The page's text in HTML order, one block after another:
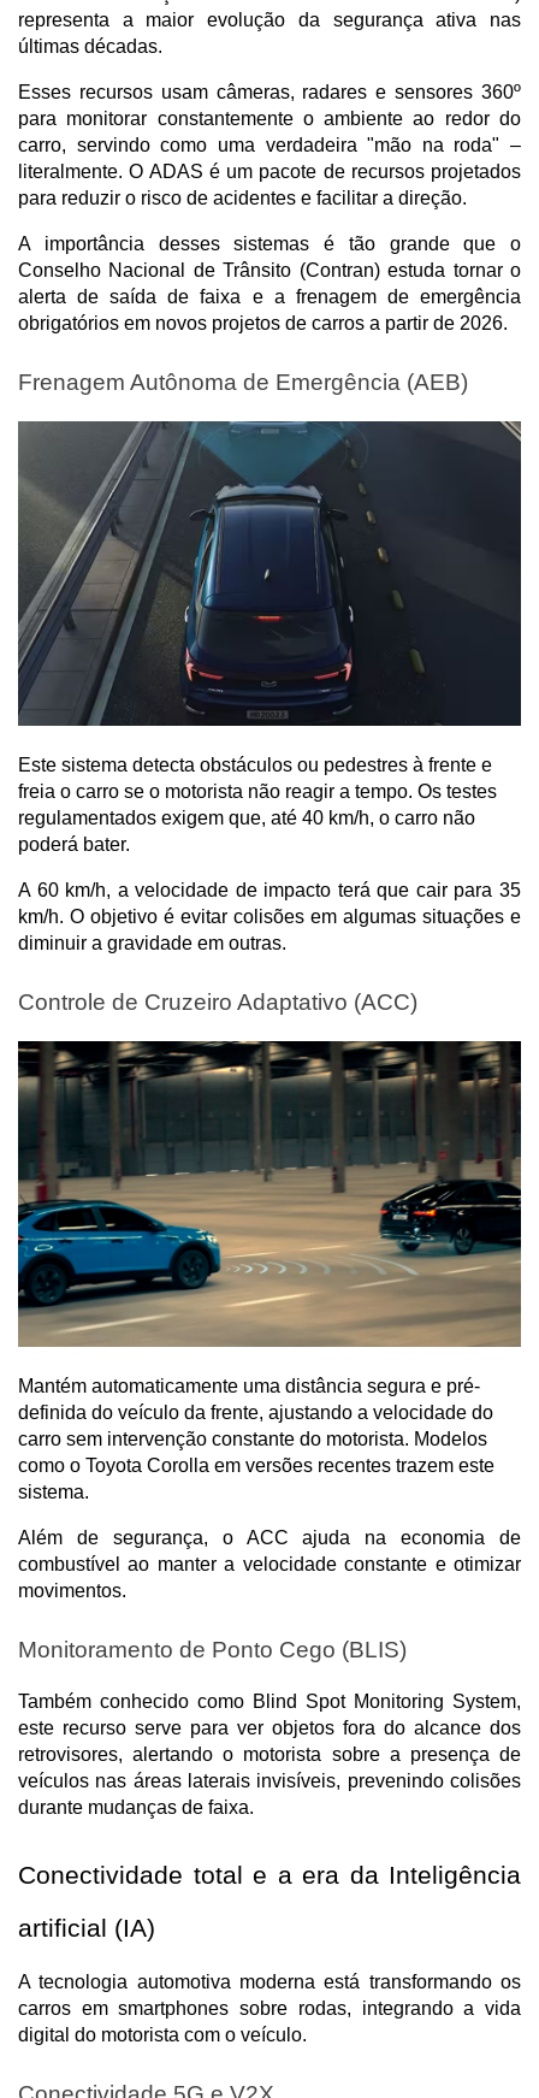
representa a maior evolução da segurança ativa nas
últimas décadas.
Esses recursos usam câmeras, radares e sensores 360º
para monitorar constantemente o ambiente ao redor do
carro, servindo como uma verdadeira "mão na roda" –
literalmente. O ADAS é um pacote de recursos projetados
para reduzir o risco de acidentes e facilitar a direção.
A importância desses sistemas é tão grande que o
Conselho Nacional de Trânsito (Contran) estuda tornar o
alerta de saída de faixa e a frenagem de emergência
obrigatórios em novos projetos de carros a partir de 2026.
Frenagem Autônoma de Emergência (AEB)
Este sistema detecta obstáculos ou pedestres à frente e
freia o carro se o motorista não reagir a tempo. Os testes
regulamentados exigem que, até 40 km/h, o carro não
poderá bater.
A 60 km/h, a velocidade de impacto terá que cair para 35
km/h. O objetivo é evitar colisões em algumas situações e
diminuir a gravidade em outras.
Controle de Cruzeiro Adaptativo (ACC)
Mantém automaticamente uma distância segura e pré-
definida do veículo da frente, ajustando a velocidade do
carro sem intervenção constante do motorista. Modelos
como o Toyota Corolla em versões recentes trazem este
sistema.
Além de segurança, o ACC ajuda na economia de
combustível ao manter a velocidade constante e otimizar
movimentos.
Monitoramento de Ponto Cego (BLIS)
Também conhecido como Blind Spot Monitoring System,
este recurso serve para ver objetos fora do alcance dos
retrovisores, alertando o motorista sobre a presença de
veículos nas áreas laterais invisíveis, prevenindo colisões
durante mudanças de faixa.
Conectividade total e a era da Inteligência
artificial (IA)
A tecnologia automotiva moderna está transformando os
carros em smartphones sobre rodas, integrando a vida
digital do motorista com o veículo.